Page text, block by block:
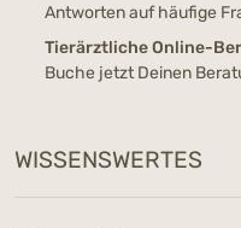
Antworten auf häufige
Tierärztliche Online-
Buche jetzt Deinen
WISSENSWERTES